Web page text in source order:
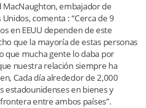
MacNaughton, embajador de
Unidos, comenta : “Cerca de 9
en EEUU dependen de este
que la mayoría de estas personas
que mucha gente lo daba por
nuestra relación siempre ha
Cada día alrededor de 2,000
estadounidenses en bienes y
entre ambos países”.